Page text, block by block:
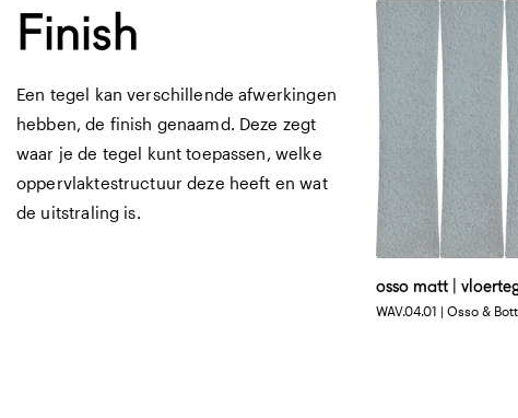
Finish
Een tegel kan verschillende afwerkingen
hebben, de finish genaamd. Deze zegt
waar je de tegel kunt toepassen, welke
oppervlaktestructuur deze heeft en wat
de uitstraling is.
osso matt |
WAV.04.01 | Osso &